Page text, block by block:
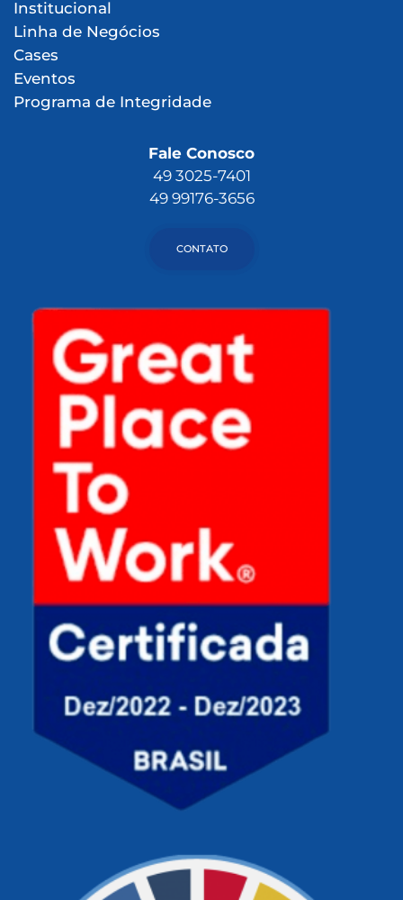
Institucional
Linha de Negócios
Cases
Eventos
Programa de Integridade
Fale Conosco
49 3025-7401
49 99176-3656
CONTATO